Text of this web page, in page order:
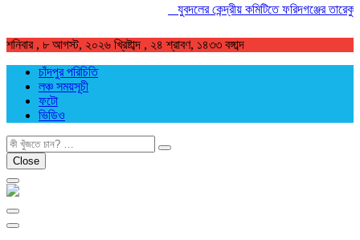
যুবদলের কেন্দ্রীয় কমিটিতে ফরিদগঞ্জের তারেকুর
শনিবার , ৮ আগস্ট, ২০২৬ খ্রিষ্টাব্দ , ২৪ শ্রাবণ, ১৪৩৩ বঙ্গাব্দ
চাঁদপুর পরিচিতি
লঞ্চ সময়সূচী
ফটো
ভিডিও
খুজুন
Close